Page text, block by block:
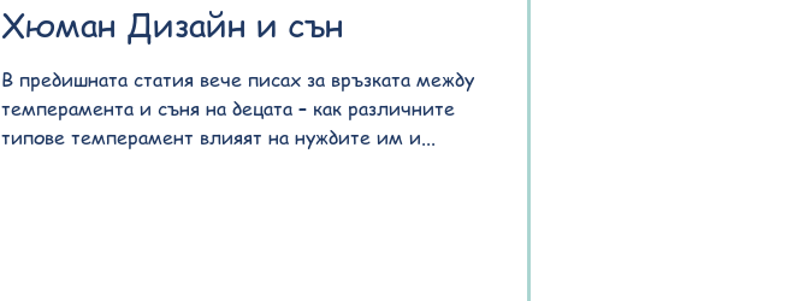
Хюман Дизайн и сън
В предишната статия вече писах за връзката между
темперамента и съня на децата – как различните
типове темперамент влияят на нуждите им и...